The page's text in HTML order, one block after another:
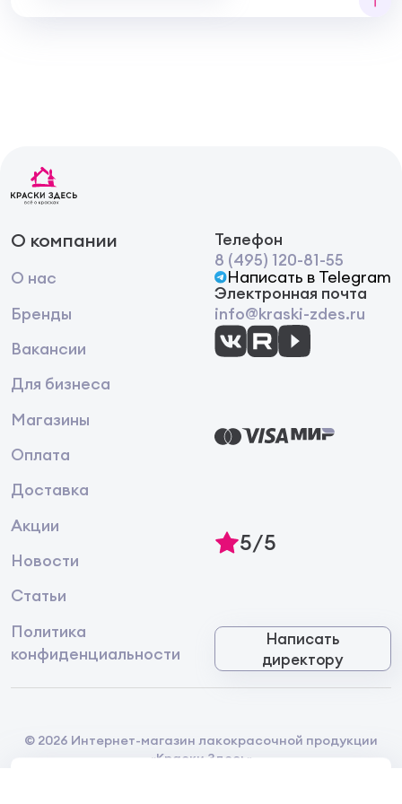
О компании
О нас
Бренды
Вакансии
Для бизнеса
Магазины
Оплата
Доставка
Акции
Новости
Статьи
Политика
конфиденциальности
Телефон
8 (495) 120-81-55
Написать в Telegram
Электронная почта
info@kraski-zdes.ru
5/5
Написать
директору
© 2026 Интернет-магазин лакокрасочной продукции
«Краски Здесь»